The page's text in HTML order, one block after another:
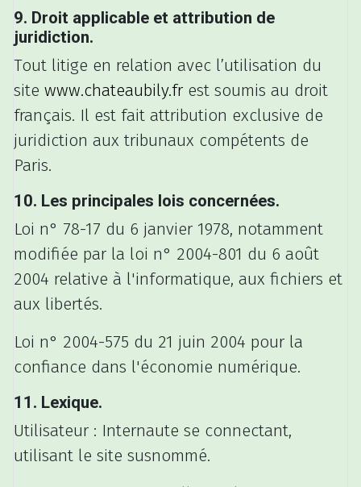
9. Droit applicable et attribution de
juridiction.
Tout litige en relation avec l’utilisation du
site www.chateaubily.fr est soumis au droit
français. Il est fait attribution exclusive de
juridiction aux tribunaux compétents de
Paris.
10. Les principales lois concernées.
Loi n° 78-17 du 6 janvier 1978, notamment
modifiée par la loi n° 2004-801 du 6 août
2004 relative à l'informatique, aux fichiers et
aux libertés.
Loi n° 2004-575 du 21 juin 2004 pour la
confiance dans l'économie numérique.
11. Lexique.
Utilisateur : Internaute se connectant,
utilisant le site susnommé.